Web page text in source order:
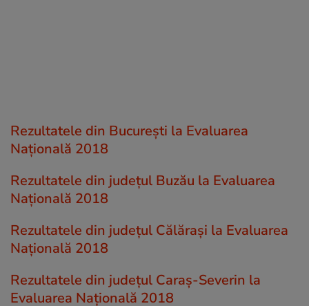
Rezultatele din București la Evaluarea
Națională 2018
Rezultatele din județul Buzău la Evaluarea
Națională 2018
Rezultatele din județul Călăraşi la Evaluarea
Națională 2018
Rezultatele din județul Caraş-Severin la
Evaluarea Națională 2018